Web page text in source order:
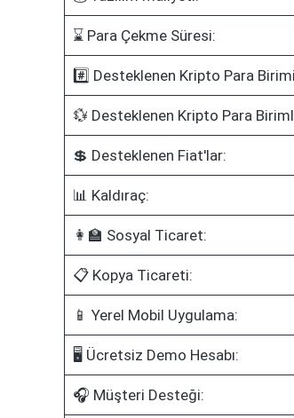
⌛ Para Çekme Süresi:
#️⃣ Desteklenen Kripto Para Birimi
💱 Desteklenen Kripto Para
💲 Desteklenen Fiat'lar:
📊 Kaldıraç:
👩‍🏫 Sosyal Ticaret:
📋 Kopya Ticareti:
📱 Yerel Mobil Uygulama:
🖥️ Ücretsiz Demo Hesabı:
🎧 Müşteri Desteği: